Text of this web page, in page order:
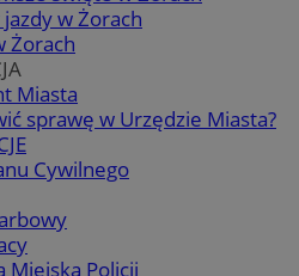
jazdy w Żorach
Żorach
Miasta
sprawę w Urzędzie Miasta?
Cywilnego
Miejska Policji